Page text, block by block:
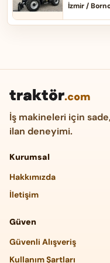
İzmir /
traktör.com
İş makineleri için
ilan deneyimi.
Kurumsal
Hakkımızda
İletişim
Güven
Güvenli Alışveriş
Kullanım Şartları